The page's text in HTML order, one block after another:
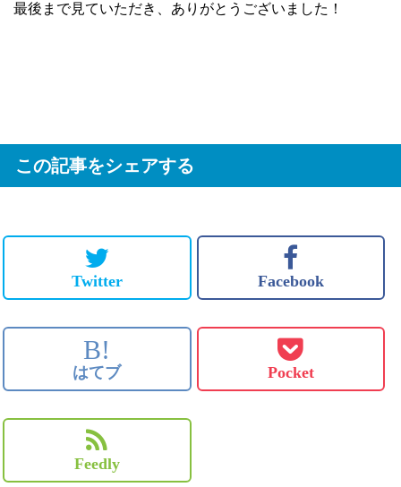
最後まで見ていただき、ありがとうございました！
この記事をシェアする
Twitter Facebook
B!
はてブ Pocket
Feedly